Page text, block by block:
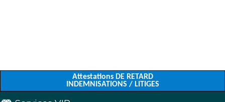
Attestations DE RETARD
INDEMNISATIONS / LITIGES